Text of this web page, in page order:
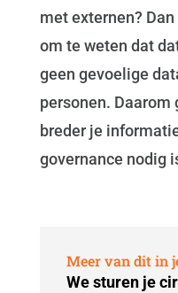
met externen?
om te weten dat
geen gevoelige
personen. Daarom
breder je
governance nodig
Meer van dit in
We sturen je